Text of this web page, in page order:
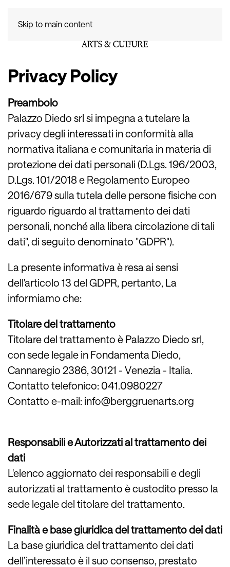
Skip to main content
Privacy Policy
Preambolo
Palazzo Diedo srl si impegna a tutelare la
privacy degli interessati in conformità alla
normativa italiana e comunitaria in materia di
protezione dei dati personali (D.Lgs. 196/2003,
D.Lgs. 101/2018 e Regolamento Europeo
2016/679 sulla tutela delle persone fisiche con
riguardo riguardo al trattamento dei dati
personali, nonché alla libera circolazione di tali
dati", di seguito denominato "GDPR").
La presente informativa è resa ai sensi
dell'articolo 13 del GDPR, pertanto, La
informiamo che:
Titolare del trattamento
Titolare del trattamento è Palazzo Diedo srl,
con sede legale in Fondamenta Diedo,
Cannaregio 2386, 30121 - Venezia - Italia.
Contatto telefonico: 041.0980227
Contatto e-mail: info@berggruenarts.org
Responsabili e Autorizzati al trattamento dei
dati
L'elenco aggiornato dei responsabili e degli
autorizzati al trattamento è custodito presso la
sede legale del titolare del trattamento.
Finalità e base giuridica del trattamento dei dati
La base giuridica del trattamento dei dati
dell’interessato è il suo consenso, prestato